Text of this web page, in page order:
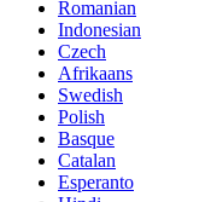
Romanian
Indonesian
Czech
Afrikaans
Swedish
Polish
Basque
Catalan
Esperanto